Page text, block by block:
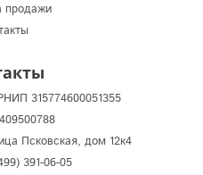
продажи
315774600051355
Псковская, дом 12к4
391-06-05